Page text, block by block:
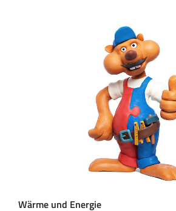
Wärme und Energie